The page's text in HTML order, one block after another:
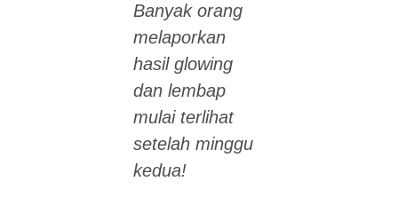
Banyak orang
melaporkan
hasil glowing
dan lembap
mulai terlihat
setelah minggu
kedua!